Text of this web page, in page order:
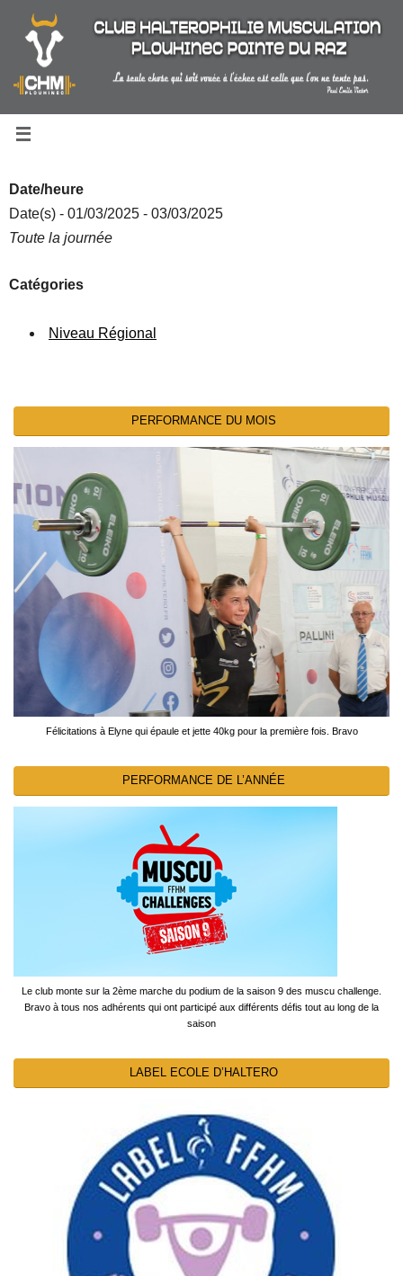
contenu
Date/heure
Date(s) - 01/03/2025 - 03/03/2025
Toute la journée
Catégories
Niveau Régional
PERFORMANCE DU MOIS
Félicitations à Elyne qui épaule et jette 40kg pour la première fois. Bravo
PERFORMANCE DE L’ANNÉE
Le club monte sur la 2ème marche du podium de la saison 9 des muscu challenge.
Bravo à tous nos adhérents qui ont participé aux différents défis tout au long de la
saison
LABEL ECOLE D’HALTERO